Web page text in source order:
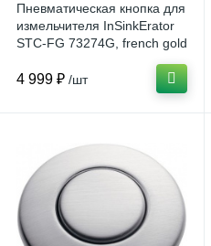
Пневматическая кнопка для
измельчителя InSinkErator
STC-FG 73274G, french gold
4 999 ₽ /шт